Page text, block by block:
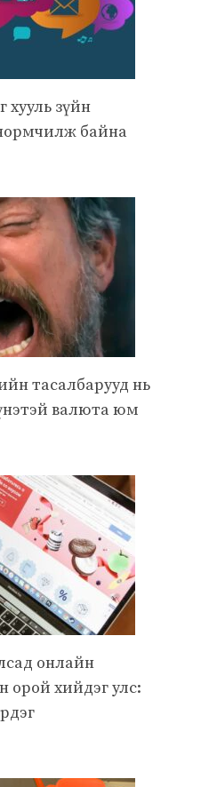
хууль зүйн
байна
тасалбарууд нь
валюта юм
онлайн
орой хийдэг улс: